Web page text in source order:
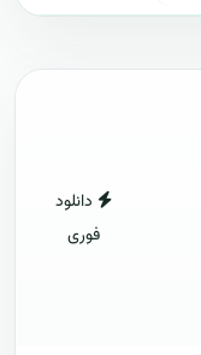
دانلود
فوری